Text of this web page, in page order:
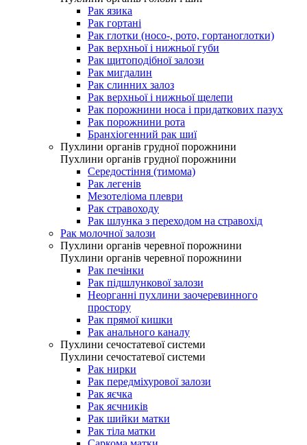
Рак язика
Рак гортані
Рак глотки (носо-, рото, гортаноглотки)
Рак верхньої і нижньої губи
Рак щитоподібної залози
Рак мигдалин
Рак слинних залоз
Рак верхньої і нижньої щелепи
Рак порожнини носа і придаткових пазух
Рак порожнини рота
Бранхіогенний рак шиї
Пухлини органів грудної порожнини
Пухлини органів грудної порожнини
Середостіння (тимома)
Рак легенів
Мезотеліома плеври
Рак стравоходу
Рак шлунка з переходом на стравохід
Рак молочної залози
Пухлини органів черевної порожнини
Пухлини органів черевної порожнини
Рак печінки
Рак підшлункової залози
Неорганні пухлини заочеревинного
простору
Рак прямої кишки
Рак анального каналу
Пухлини сечостатевої системи
Пухлини сечостатевої системи
Рак нирки
Рак передміхурової залози
Рак яєчка
Рак яєчників
Рак шийки матки
Рак тіла матки